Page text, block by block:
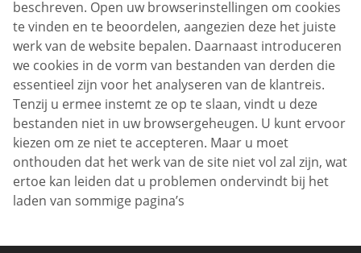
beschreven. Open uw browserinstellingen om cookies
te vinden en te beoordelen, aangezien deze het juiste
werk van de website bepalen. Daarnaast introduceren
we cookies in de vorm van bestanden van derden die
essentieel zijn voor het analyseren van de klantreis.
Tenzij u ermee instemt ze op te slaan, vindt u deze
bestanden niet in uw browsergeheugen. U kunt ervoor
kiezen om ze niet te accepteren. Maar u moet
onthouden dat het werk van de site niet vol zal zijn, wat
ertoe kan leiden dat u problemen ondervindt bij het
laden van sommige pagina’s